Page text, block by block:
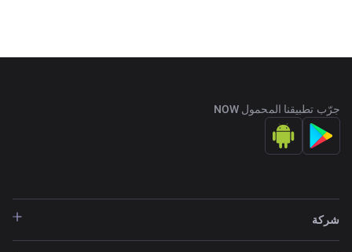
جرّب تطبيقنا المحمول NOW
شركة